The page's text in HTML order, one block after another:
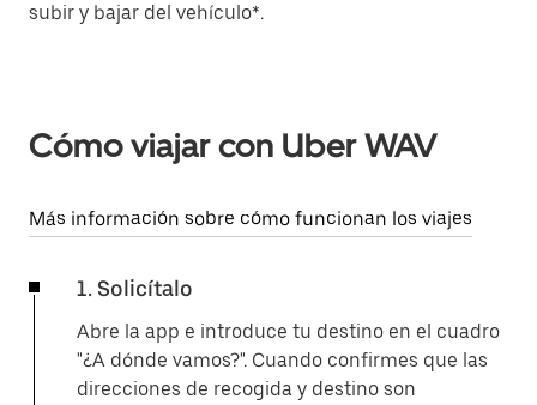
subir y bajar del vehículo*.
Cómo viajar con Uber WAV
Más información sobre cómo funcionan los viajes
1. Solicítalo
Abre la app e introduce tu destino en el cuadro
"¿A dónde vamos?". Cuando confirmes que las
direcciones de recogida y destino son